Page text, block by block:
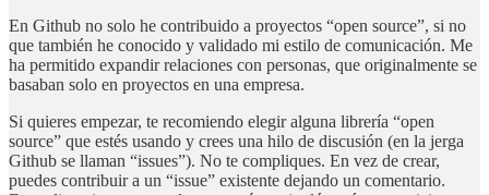
En Github no solo he contribuido a proyectos “open source”, si no
que también he conocido y validado mi estilo de comunicación. Me
ha permitido expandir relaciones con personas, que originalmente se
basaban solo en proyectos en una empresa.
Si quieres empezar, te recomiendo elegir alguna librería “open
source” que estés usando y crees una hilo de discusión (en la jerga
Github se llaman “issues”). No te compliques. En vez de crear,
puedes contribuir a un “issue” existente dejando un comentario.